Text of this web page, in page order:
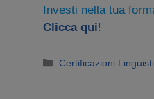
Investi nella tua
Clicca qui!
Categorie
Certificazioni